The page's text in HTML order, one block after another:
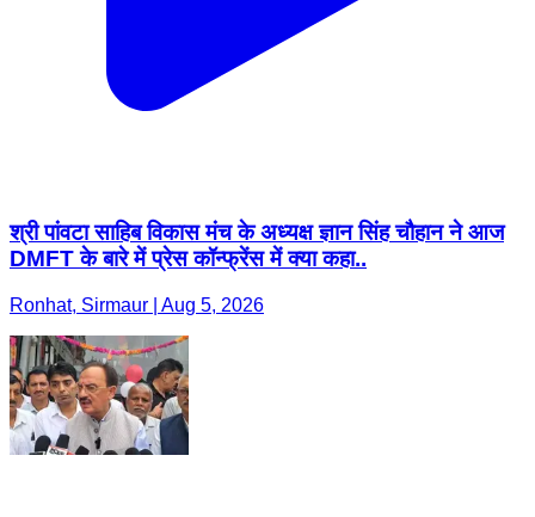
श्री पांवटा साहिब विकास मंच के अध्यक्ष ज्ञान सिंह चौहान ने आज
DMFT के बारे में प्रेस कॉन्फ्रेंस में क्या कहा..
Ronhat, Sirmaur | Aug 5, 2026